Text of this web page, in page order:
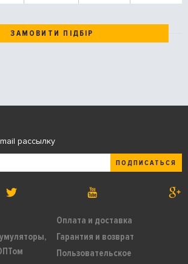
ЗАМОВИТИ ПІДБІР
Оплата и доставка
Гарантия и возврат
Пользовательское
рассылку
ПОДПИСАТЬСЯ